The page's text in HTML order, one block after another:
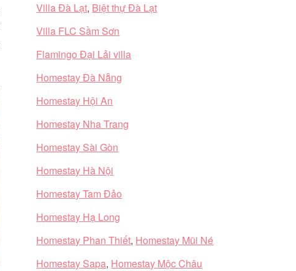
Villa Đà Lạt, Biệt thự Đà Lạt
Villa FLC Sầm Sơn
Flamingo Đại Lải villa
Homestay Đà Nẵng
Homestay Hội An
Homestay Nha Trang
Homestay Sài Gòn
Homestay Hà Nội
Homestay Tam Đảo
Homestay Hạ Long
Homestay Phan Thiết, Homestay Mũi Né
Homestay Sapa, Homestay Mộc Châu